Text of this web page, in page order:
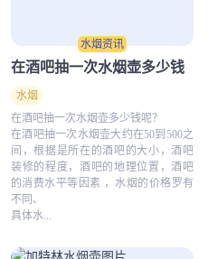
水烟资讯
在酒吧抽一次水烟壶多少钱
水烟
在酒吧抽一次水烟壶多少钱呢？
在酒吧抽一次水烟壶大约在50到500之
间，根据是所在的酒吧的大小，酒吧
装修的程度，酒吧的地理位置，酒吧
的消费水平等因素 ，水烟的价格罗有
不同、
具体水...